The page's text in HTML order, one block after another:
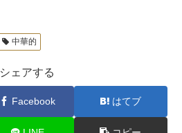
中華的
シェアする
Facebook はてブ